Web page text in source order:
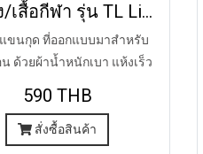
เสื้อวิ่ง/เสื้อกีฬา รุ่น TL Lite (MIDNIGHT MAROON)
แขนกุด ที่ออกแบบมาสำหรับ
น ด้วยผ้าน้ำหนักเบา แห้งเร็ว
590 THB
สั่งซื้อสินค้า